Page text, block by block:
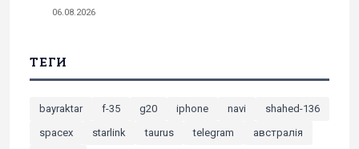
06.08.2026
ТЕГИ
bayraktar f-35 g20 iphone navi
shahed-136
spacex
starlink taurus telegram
австралія